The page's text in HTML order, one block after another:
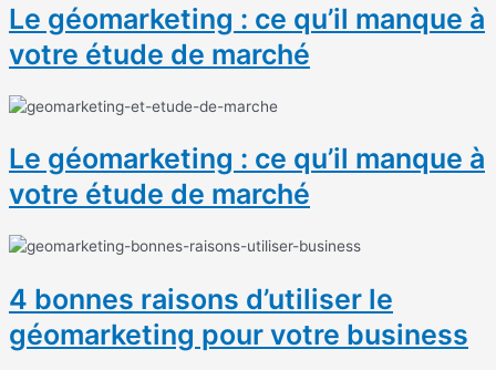
Le géomarketing : ce qu’il manque à
votre étude de marché
Le géomarketing : ce qu’il manque à
votre étude de marché
4 bonnes raisons d’utiliser le
géomarketing pour votre business